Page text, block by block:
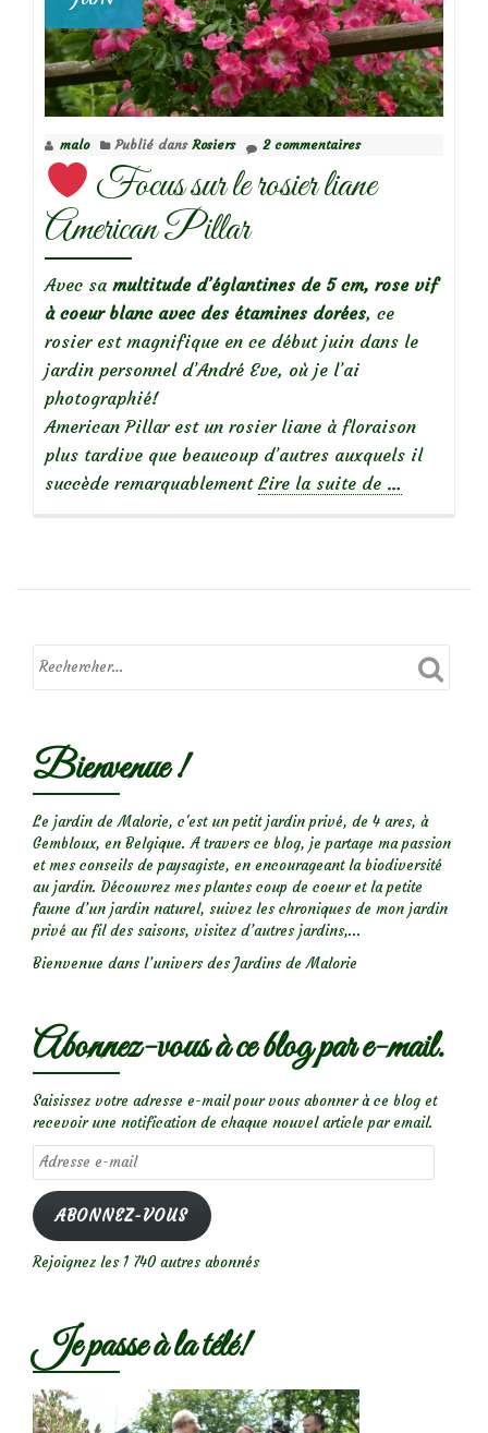
malo Publié dans Rosiers 2 commentaires
Focus sur le rosier liane
American Pillar
Avec sa multitude d’églantines de 5 cm, rose vif
à coeur blanc avec des étamines dorées, ce
rosier est magnifique en ce début juin dans le
jardin personnel d’André Eve, où je l’ai
photographié!
American Pillar est un rosier liane à floraison
plus tardive que beaucoup d’autres auxquels il
succède remarquablement Lire la suite de
Focus
le
rosier
…
Bienvenue !
Le jardin de Malorie, c'est un petit jardin privé, de 4 ares, à
Gembloux, en Belgique. A travers ce blog, je partage ma passion
et mes conseils de paysagiste, en encourageant la biodiversité
au jardin. Découvrez mes plantes coup de coeur et la petite
faune d’un jardin naturel, suivez les chroniques de mon jardin
privé au fil des saisons, visitez d’autres jardins,...
Bienvenue dans l’univers des Jardins de Malorie
Abonnez-vous à ce blog par e-mail.
Saisissez votre adresse e-mail pour vous abonner à ce blog et
recevoir une notification de chaque nouvel article par email.
Adresse
e-
mail
ABONNEZ-VOUS
Rejoignez les 1 740 autres abonnés
Je passe à la télé!